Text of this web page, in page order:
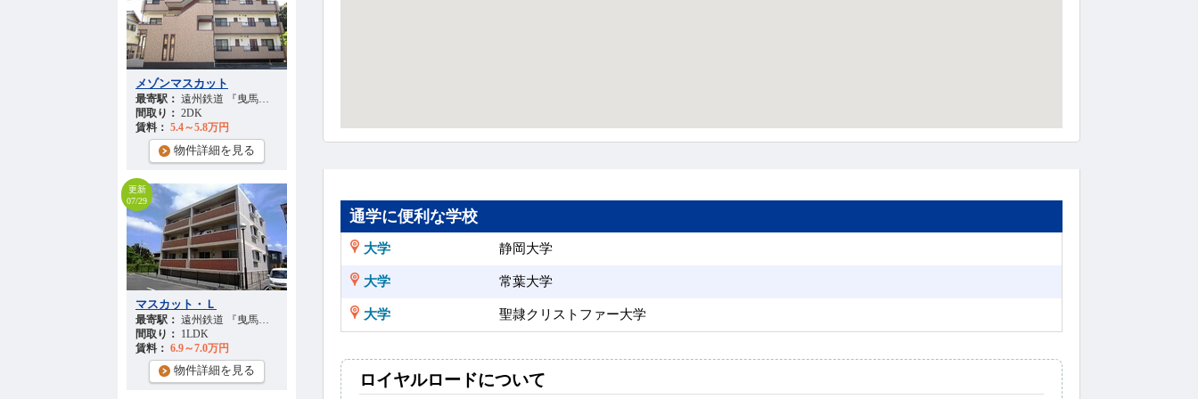
メゾンマスカット
最寄駅： 遠州鉄道 『曳馬駅』 徒歩
間取り： 2DK
賃料： 5.4～5.8万円
物件詳細を見る
マスカット・Ｌ
最寄駅： 遠州鉄道 『曳馬駅』 徒歩
間取り： 1LDK
賃料： 6.9～7.0万円
物件詳細を見る
更新
07/29
通学に便利な学校
大学 静岡大学
大学 常葉大学
大学 聖隷クリストファー大学
ロイヤルロードについて